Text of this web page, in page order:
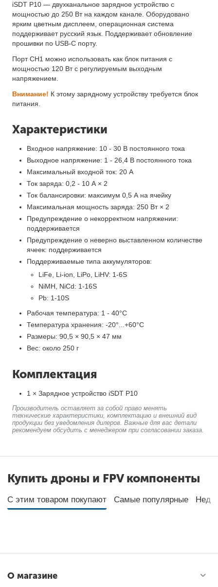
iSDT P10 — двухканальное зарядное устройство с
мощностью до 250 Вт на каждом канале. Оборудовано
ярким цветным дисплеем, операционная система
поддерживает русский язык. Поддерживает обновление
прошивки по USB-C порту.
Порт CH1 можно использовать как блок питания с
мощностью 120 Вт с регулируемым выходным
напряжением.
Внимание! К этому зарядному устройству требуется блок
питания.
Характеристики
Входное напряжение: 10 - 30 В постоянного тока
Выходное напряжение: 1 - 26,4 В постоянного тока
Максимальный входной ток: 20 А
Ток заряда: 0,2 - 10 А × 2
Ток балансировки: максимум 0,5 А на ячейку
Максимальная мощность заряда: 250 Вт × 2
Предупреждение о некорректном напряжении:
поддерживается
Предупреждение о неверно выставленном количестве
ячеек: поддерживается
Поддерживаемые типа аккумуляторов:
LiFe, Li-ion, LiPo, LiHV: 1-6S
NiMH, NiCd: 1-16S
Pb: 1-10S
Рабочая температура: 1 - 40°C
Температура хранения: -20°...+60°C
Размеры: 90,5 × 90,5 × 47 мм
Вес: около 250 г
Комплектация
1 × Зарядное устройство iSDT P10
Производитель оставляет за собой право менять
технические характеристики, комплектацию и внешний вид
продукции без уведомления дилеров. Важные для вас детали
рекомендуем обсудить с менеджером при согласовании заказа.
Купить дроны и FPV компоненты
С этим товаром покупают Самые популярные
О магазине